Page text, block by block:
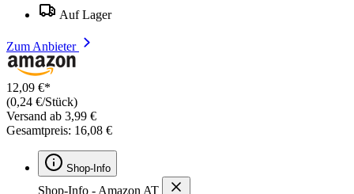
Auf Lager
Zum Anbieter
12,09 €*
(0,24 €/Stück)
Versand ab 3,99 €
Gesamtpreis: 16,08 €
Shop-Info
Shop-Info - Amazon AT